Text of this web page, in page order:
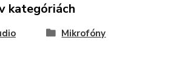
kategóriách
Mikrofóny